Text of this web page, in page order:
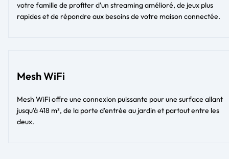
votre famille de profiter d'un streaming amélioré, de jeux plus
rapides et de répondre aux besoins de votre maison connectée.
Mesh WiFi
Mesh WiFi offre une connexion puissante pour une surface allant
jusqu'à 418 m², de la porte d'entrée au jardin et partout entre les
deux.